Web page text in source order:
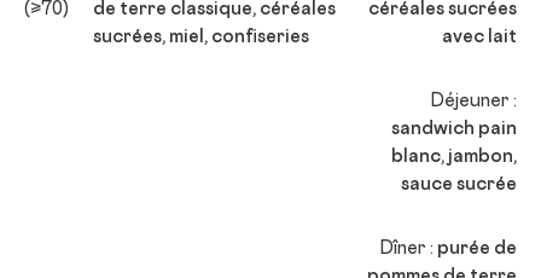
(≥70)
de terre classique, céréales
sucrées, miel, confiseries
céréales sucrées
avec lait
Déjeuner :
sandwich pain
blanc, jambon,
sauce sucrée
Dîner : purée de